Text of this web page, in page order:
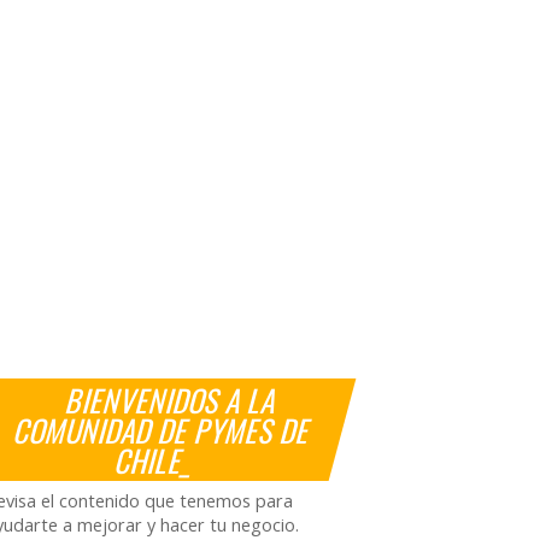
BIENVENIDOS A LA
COMUNIDAD DE PYMES DE
CHILE_
el contenido que tenemos para
a mejorar y hacer tu negocio.